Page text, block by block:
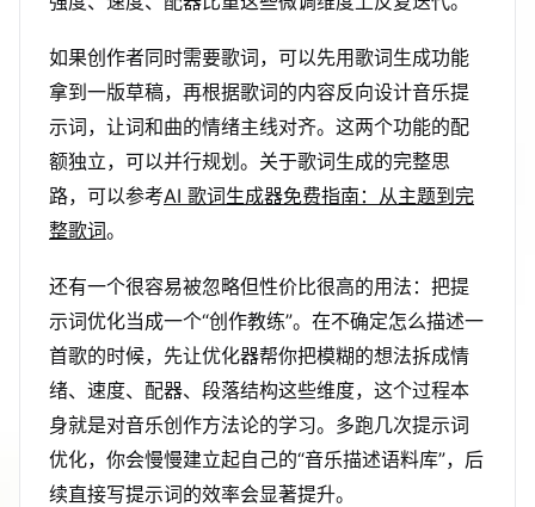
如果创作者同时需要歌词，可以先用歌词生成功能
拿到一版草稿，再根据歌词的内容反向设计音乐提
示词，让词和曲的情绪主线对齐。这两个功能的配
额独立，可以并行规划。关于歌词生成的完整思
路，可以参考AI 歌词生成器免费指南：从主题到完
整歌词。
还有一个很容易被忽略但性价比很高的用法：把提
示词优化当成一个“创作教练”。在不确定怎么描述一
首歌的时候，先让优化器帮你把模糊的想法拆成情
绪、速度、配器、段落结构这些维度，这个过程本
身就是对音乐创作方法论的学习。多跑几次提示词
优化，你会慢慢建立起自己的“音乐描述语料库”，后
续直接写提示词的效率会显著提升。